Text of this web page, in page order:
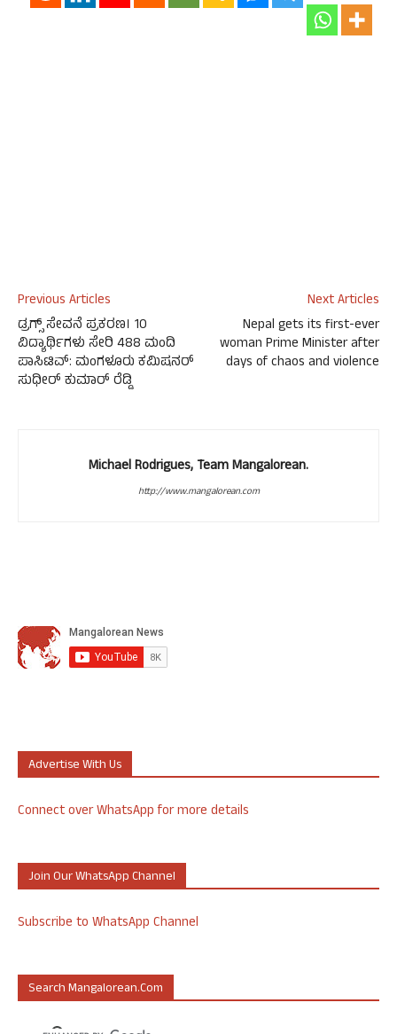
Previous Articles
ಡ್ರಗ್ಸ್‌ ಸೇವನೆ ಪ್ರಕರಣ। 10
ವಿದ್ಯಾರ್ಥಿಗಳು ಸೇರಿ 488 ಮಂದಿ
ಪಾಸಿಟಿವ್‌: ಮಂಗಳೂರು ಕಮಿಷನರ್
ಸುಧೀರ್ ಕುಮಾರ್ ರೆಡ್ಡಿ
Next Articles
Nepal gets its first-ever
woman Prime Minister after
days of chaos and violence
Michael Rodrigues, Team Mangalorean.
http://www.mangalorean.com
Advertise With Us
Connect over WhatsApp for more details
Join Our WhatsApp Channel
Subscribe to WhatsApp Channel
Search Mangalorean.com